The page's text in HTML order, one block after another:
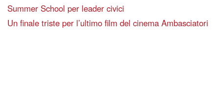
Summer School per leader civici
Un finale triste per l’ultimo film del cinema Ambasciatori